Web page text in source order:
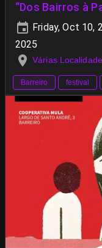
“Dos Bairros à
Friday, Oct 10,
2025
Várias
Barreiro festival